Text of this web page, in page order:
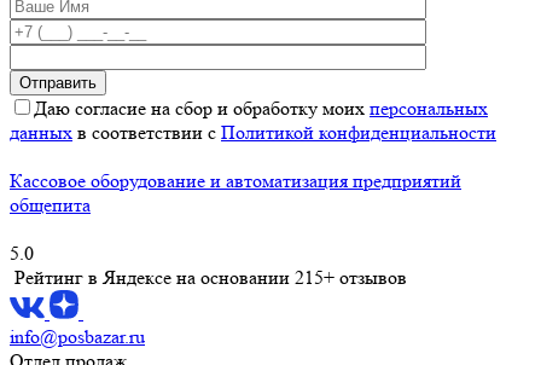
Даю согласие на сбор и обработку моих персональных
данных в соответствии с Политикой конфиденциальности
Кассовое оборудование и автоматизация предприятий
общепита
5.0
Рейтинг в Яндексе на основании 215+ отзывов
info@posbazar.ru